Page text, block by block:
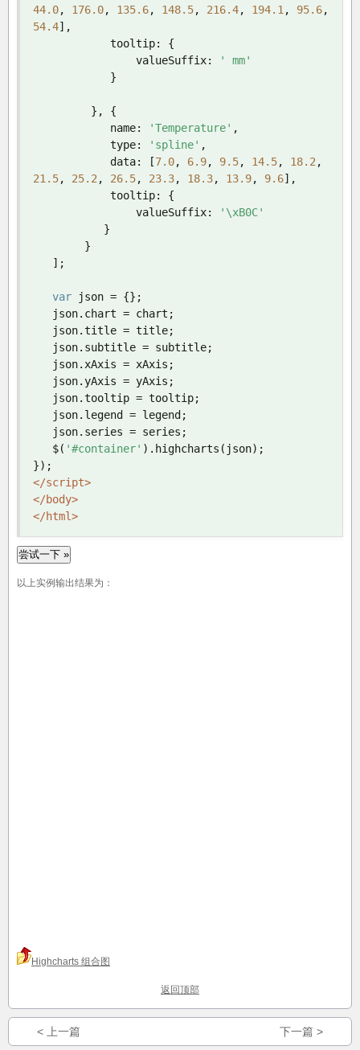
44.0, 176.0, 135.6, 148.5, 216.4, 194.1 , 95.6,
54.4],
            tooltip
:
{
                valueSuffix
:
' mm'
}
},
{
            name
: 'Temperature' ,
            type
: 'spline' ,
            data
: [7.0, 6.9, 9.5, 14.5, 18.2 ,
21.5, 25.2 , 26.5, 23.3, 18.3, 13.9, 9.6],
            tooltip
:
{
                valueSuffix
:
'\xB0C'
}
}
];
var json = {};
   json
. chart = chart ;
   json
.title = title;
   json
. subtitle = subtitle;
   json
. xAxis = xAxis ;
   json
.yAxis = yAxis ;
   json
.tooltip = tooltip;
   json
. legend = legend ;
   json
. series = series ;
   $
( '#container' ). highcharts ( json);
});
</script>
</body>
</html>
尝试一下 »
以上实例输出结果为：
Highcharts 组合图
返回顶部
< 上一篇 下一篇 >